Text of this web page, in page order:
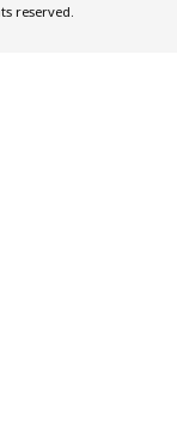
reserved.